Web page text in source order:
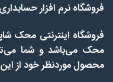
فروشگاه نرم افزار
فروشگاه اینترنتی محک
محک می‌باشد و شما
محصول موردنظر خود از این